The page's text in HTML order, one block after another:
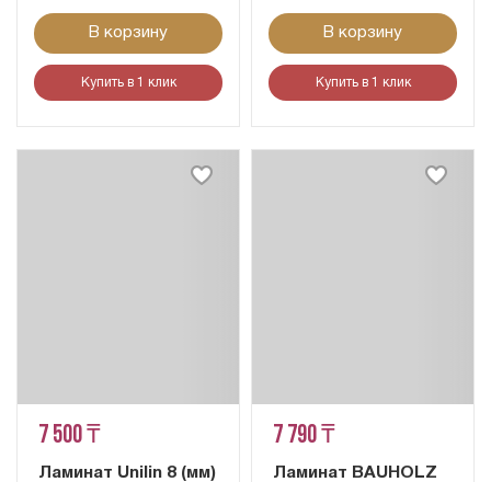
В корзину
Купить в 1 клик
В корзину
Купить в 1 клик
7 500 ₸
Ламинат Unilin 8 (мм)
7 790 ₸
Ламинат BAUHOLZ